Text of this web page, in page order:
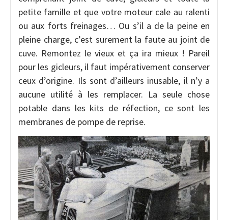
petite famille et que votre moteur cale au ralenti
ou aux forts freinages… Ou s’il a de la peine en
pleine charge, c’est surement la faute au joint de
cuve. Remontez le vieux et ça ira mieux ! Pareil
pour les gicleurs, il faut impérativement conserver
ceux d’origine. Ils sont d’ailleurs inusable, il n’y a
aucune utilité à les remplacer. La seule chose
potable dans les kits de réfection, ce sont les
membranes de pompe de reprise.